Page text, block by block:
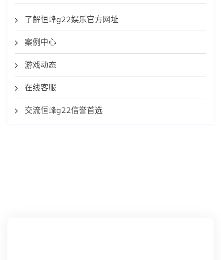
了解恒峰g22娱乐官方网址
案例中心
游戏动态
在线客服
交流恒峰g22信誉首选